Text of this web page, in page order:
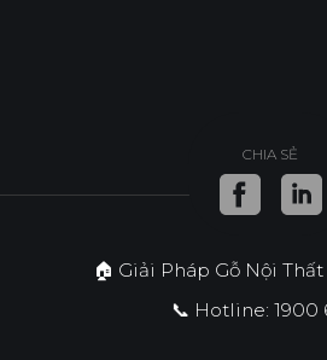
CHIA SẺ
🏠 Giải Pháp Gỗ Nội
📞 Hotline: 1900